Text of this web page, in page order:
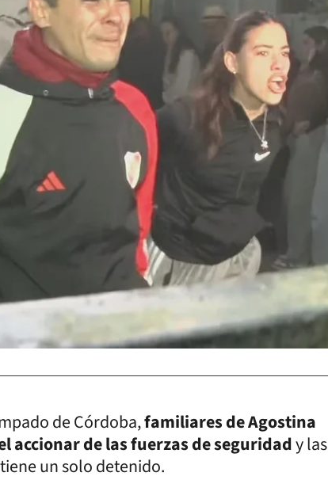
de Córdoba,familiares de Agostina
accionar de las fuerzas de seguridady las
un solo detenido.